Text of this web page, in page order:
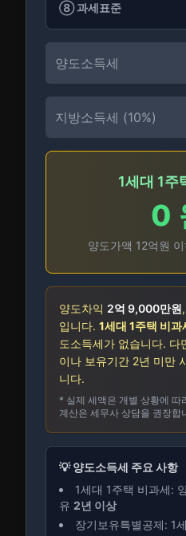
⑧ 과세표준
양도소득세
지방소득세 (10%)
1세대 1주
0
양도가액 12억원
양도차익 2억 9,000만원
입니다. 1세대 1주택 비과
도소득세가 없습니다. 다
이나 보유기간 2년 미만
니다.
* 실제 세액은 개별 상황에 따
계산은 세무사 상담을 권장합
💡 양도소득세 주요 사항
1세대 1주택 비과세:
유 2년 이상
장기보유특별공제: 1